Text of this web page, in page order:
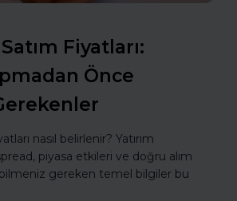
Fiyatları:
Önce
nasıl belirlenir? Yatırım
piyasa etkileri ve doğru alım
bilmeniz gereken temel bilgiler bu